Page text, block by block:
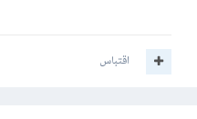
اقتباس